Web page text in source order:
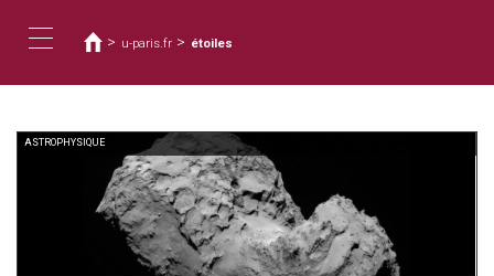
main
navigation
are
here
> u-paris.fr > étoiles
ASTROPHYSIQUE